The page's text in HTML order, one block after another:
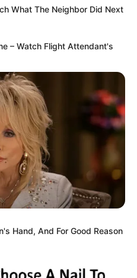
What The Neighbor Did Next
– Watch Flight Attendant's
Hand, And For Good Reason